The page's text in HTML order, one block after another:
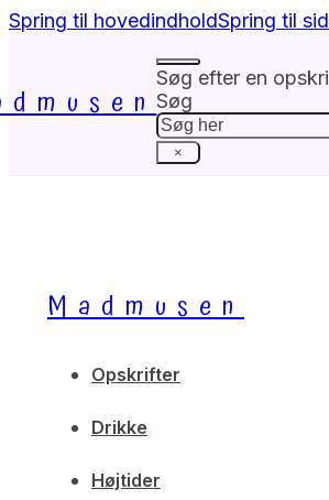
Spring til hovedindholdSpring til
Søg efter en
Søg
×
Madmusen
Opskrifter
Drikke
Højtider